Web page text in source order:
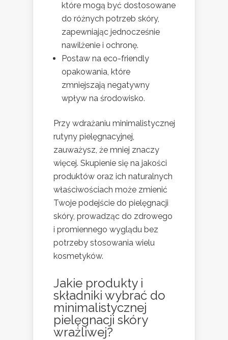
które mogą być dostosowane
do różnych potrzeb skóry,
zapewniając jednocześnie
nawilżenie i ochronę.
Postaw na eco-friendly
opakowania, które
zmniejszają negatywny
wpływ na środowisko.
Przy wdrażaniu minimalistycznej
rutyny pielęgnacyjnej,
zauważysz, że mniej znaczy
więcej. Skupienie się na jakości
produktów oraz ich naturalnych
właściwościach może zmienić
Twoje podejście do pielęgnacji
skóry, prowadząc do zdrowego
i promiennego wyglądu bez
potrzeby stosowania wielu
kosmetyków.
Jakie produkty i
składniki wybrać do
minimalistycznej
pielęgnacji skóry
wrażliwej?